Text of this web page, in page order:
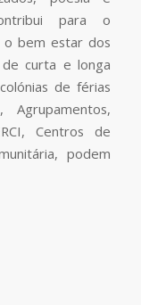
para o
o bem estar dos
de curta e longa
de férias
Agrupamentos,
Centros de
podem